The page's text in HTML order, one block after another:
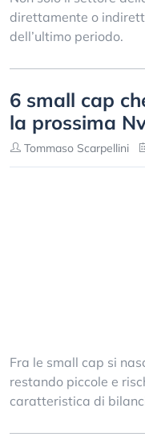
direttamente o
dell’ultimo periodo.
6 small cap
la prossima
Tommaso Scarpellini
Fra le small cap si
restando piccole e
caratteristica di